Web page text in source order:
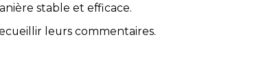
stable et efficace.
leurs commentaires.